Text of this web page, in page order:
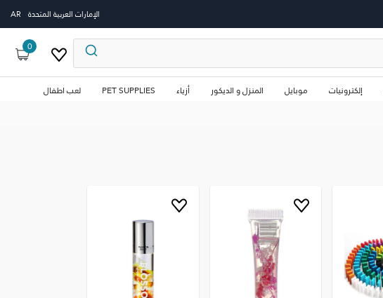
الإمارات العربية المتحدة AR
0
إلكترونيات موبايل المنزل و الديكور أزياء PET SUPPLIES
لعب اطفال